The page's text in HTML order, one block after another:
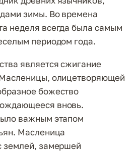
зимы. Во времена
неделя всегда была самым
периодом года.
является сжигание
олицетворяющей
божество
вновь.
важным этапом
Масленица
землей, замершей